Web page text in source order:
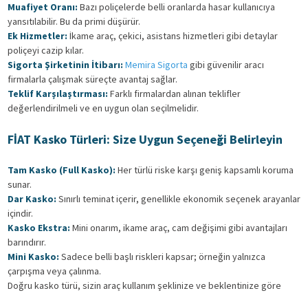
Muafiyet Oranı: Bazı poliçelerde belli oranlarda hasar kullanıcıya
yansıtılabilir. Bu da primi düşürür.
Ek Hizmetler: İkame araç, çekici, asistans hizmetleri gibi detaylar
poliçeyi cazip kılar.
Sigorta Şirketinin İtibarı: Memira Sigorta gibi güvenilir aracı
firmalarla çalışmak süreçte avantaj sağlar.
Teklif Karşılaştırması: Farklı firmalardan alınan teklifler
değerlendirilmeli ve en uygun olan seçilmelidir.
FİAT Kasko Türleri: Size Uygun Seçeneği Belirleyin
Tam Kasko (Full Kasko): Her türlü riske karşı geniş kapsamlı koruma
sunar.
Dar Kasko: Sınırlı teminat içerir, genellikle ekonomik seçenek arayanlar
içindir.
Kasko Ekstra: Mini onarım, ikame araç, cam değişimi gibi avantajları
barındırır.
Mini Kasko: Sadece belli başlı riskleri kapsar; örneğin yalnızca
çarpışma veya çalınma.
Doğru kasko türü, sizin araç kullanım şeklinize ve beklentinize göre